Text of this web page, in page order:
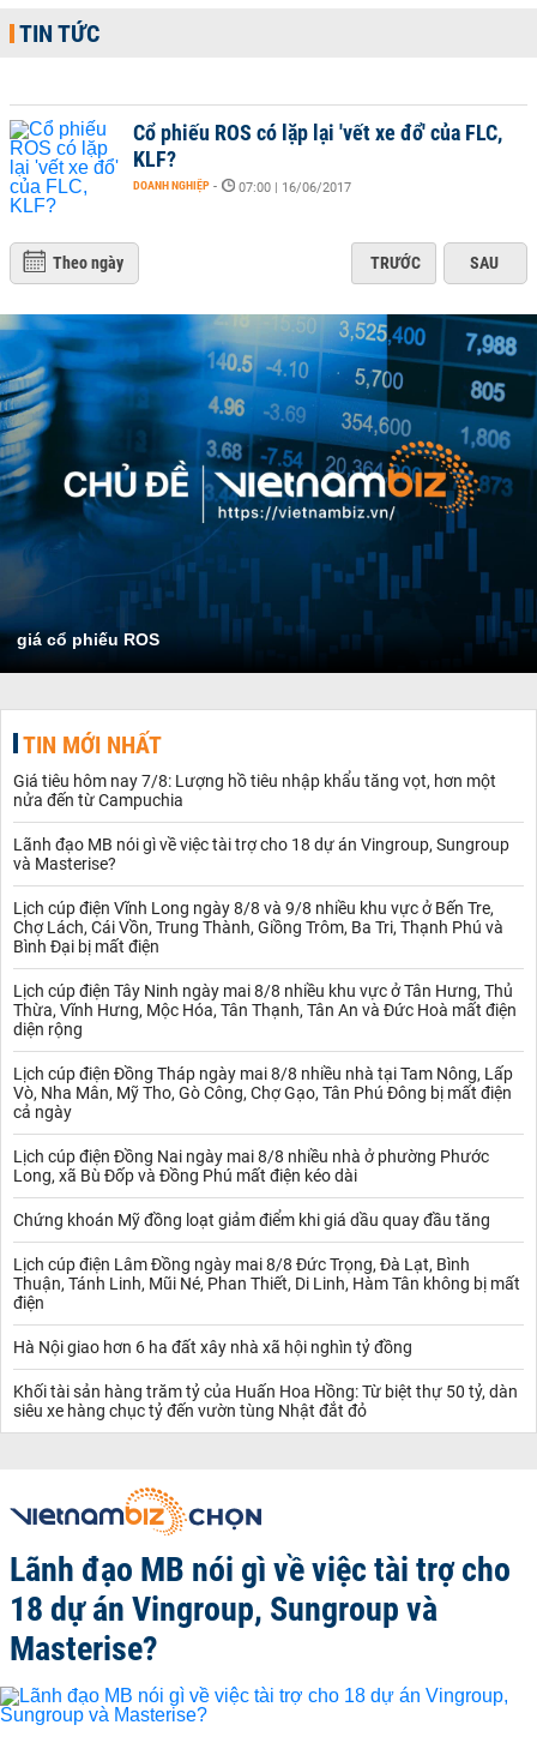
TIN TỨC
Cổ phiếu ROS có lặp lại 'vết xe đổ' của FLC,
KLF?
DOANH NGHIỆP - 07:00 | 16/06/2017
Theo ngày TRƯỚC SAU
giá cổ phiếu ROS
TIN MỚI NHẤT
Giá tiêu hôm nay 7/8: Lượng hồ tiêu nhập khẩu tăng vọt, hơn một
nửa đến từ Campuchia
Lãnh đạo MB nói gì về việc tài trợ cho 18 dự án Vingroup, Sungroup
và Masterise?
Lịch cúp điện Vĩnh Long ngày 8/8 và 9/8 nhiều khu vực ở Bến Tre,
Chợ Lách, Cái Vồn, Trung Thành, Giồng Trôm, Ba Tri, Thạnh Phú và
Bình Đại bị mất điện
Lịch cúp điện Tây Ninh ngày mai 8/8 nhiều khu vực ở Tân Hưng, Thủ
Thừa, Vĩnh Hưng, Mộc Hóa, Tân Thạnh, Tân An và Đức Hoà mất điện
diện rộng
Lịch cúp điện Đồng Tháp ngày mai 8/8 nhiều nhà tại Tam Nông, Lấp
Vò, Nha Mân, Mỹ Tho, Gò Công, Chợ Gạo, Tân Phú Đông bị mất điện
cả ngày
Lịch cúp điện Đồng Nai ngày mai 8/8 nhiều nhà ở phường Phước
Long, xã Bù Đốp và Đồng Phú mất điện kéo dài
Chứng khoán Mỹ đồng loạt giảm điểm khi giá dầu quay đầu tăng
Lịch cúp điện Lâm Đồng ngày mai 8/8 Đức Trọng, Đà Lạt, Bình
Thuận, Tánh Linh, Mũi Né, Phan Thiết, Di Linh, Hàm Tân không bị mất
điện
Hà Nội giao hơn 6 ha đất xây nhà xã hội nghìn tỷ đồng
Khối tài sản hàng trăm tỷ của Huấn Hoa Hồng: Từ biệt thự 50 tỷ, dàn
siêu xe hàng chục tỷ đến vườn tùng Nhật đắt đỏ
Lãnh đạo MB nói gì về việc tài trợ cho
18 dự án Vingroup, Sungroup và
Masterise?